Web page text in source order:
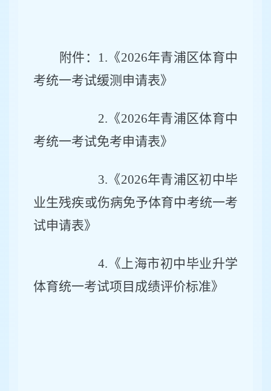
附件： 1. 《2026年青浦区体育中
考统一考试缓测申请表》
2. 《2026年青浦区体育中
考统一考试免考申请表》
3. 《2026年青浦区初中毕
业生残疾或伤病免予体育中考统一考
试申请表》
4. 《上海市初中毕业升学
体育统一考试项目成绩评价标准》